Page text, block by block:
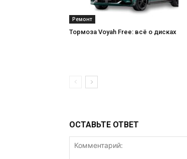
Ремонт
Тормоза Voyah Free: всё о дисках
ОСТАВЬТЕ ОТВЕТ